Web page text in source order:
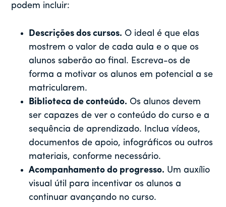
podem incluir:
Descrições dos cursos. O ideal é que elas
mostrem o valor de cada aula e o que os
alunos saberão ao final. Escreva-os de
forma a motivar os alunos em potencial a se
matricularem.
Biblioteca de conteúdo. Os alunos devem
ser capazes de ver o conteúdo do curso e a
sequência de aprendizado. Inclua vídeos,
documentos de apoio, infográficos ou outros
materiais, conforme necessário.
Acompanhamento do progresso. Um auxílio
visual útil para incentivar os alunos a
continuar avançando no curso.